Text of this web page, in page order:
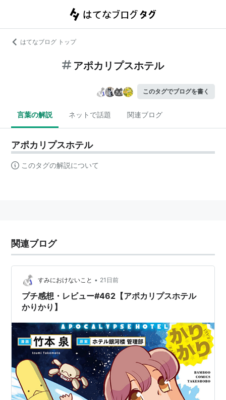
はてなブログ トップ
アポカリプスホテル
このタグでブログを書く
言葉の解説 ネットで話題 関連ブログ
アポカリプスホテル
このタグの解説について
関連ブログ
すみにおけないこと • 21日前
プチ感想・レビュー#462【アポカリプスホテル
かりかり】